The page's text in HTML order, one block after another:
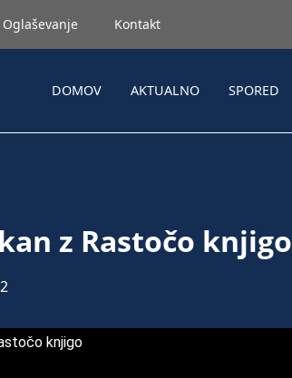
Oglaševanje Kontakt
DOMOV AKTUALNO SPORED
z Rastočo knjigo
knjigo